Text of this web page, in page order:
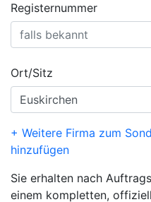
Registernummer
Ort/Sitz
+ Weitere Firma zum
hinzufügen
Sie erhalten nach
einem kompletten,